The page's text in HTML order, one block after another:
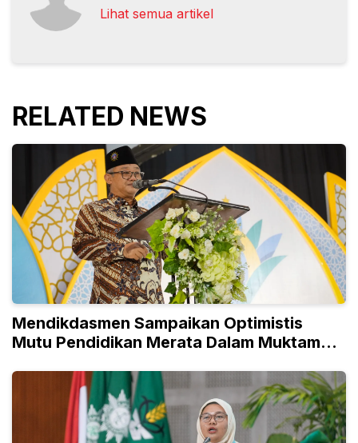
Lihat semua artikel
RELATED NEWS
Mendikdasmen Sampaikan Optimistis
Mutu Pendidikan Merata Dalam Muktamar